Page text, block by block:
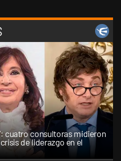
cuatro consultoras midieron
de liderazgo en el